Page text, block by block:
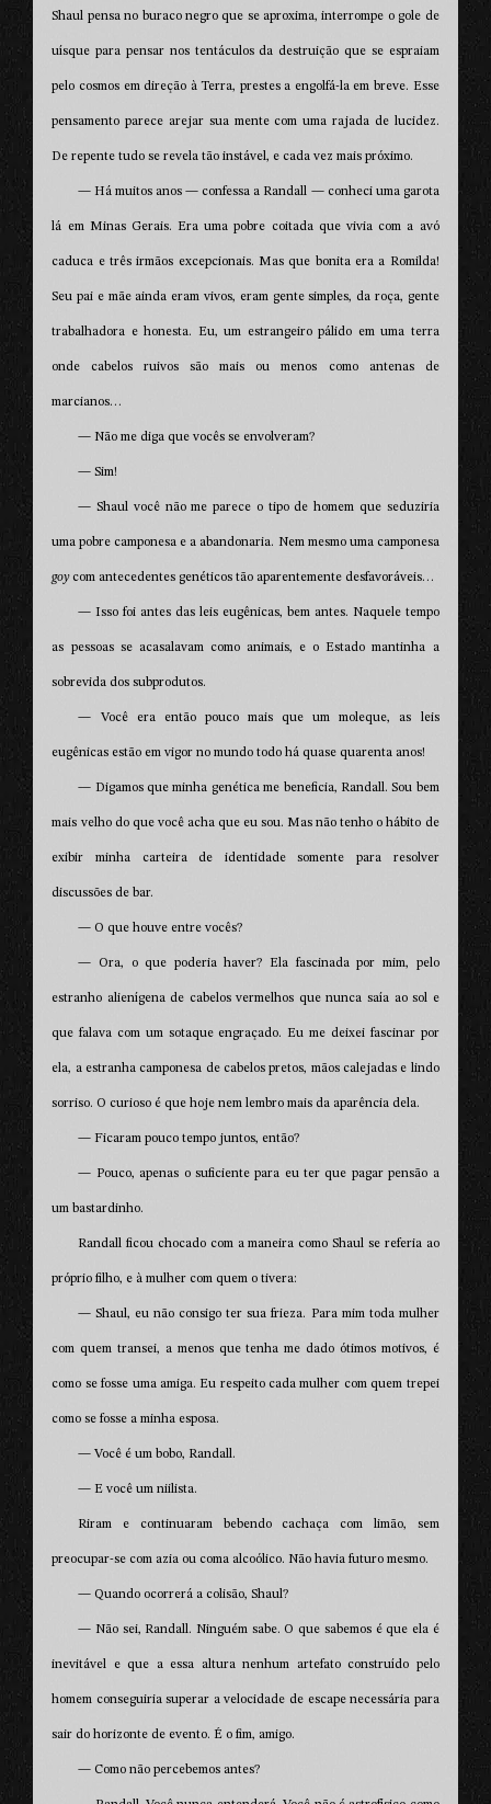
Shaul pensa no buraco negro que se aproxima, interrompe o gole de
uísque para pensar nos tentáculos da destruição que se espraiam
pelo cosmos em direção à Terra, prestes a engolfá-la em breve. Esse
pensamento parece arejar sua mente com uma rajada de lucidez.
De repente tudo se revela tão instável, e cada vez mais próximo.
— Há muitos anos — confessa a Randall — conheci uma garota
lá em Minas Gerais. Era uma pobre coitada que vivia com a avó
caduca e três irmãos excepcionais. Mas que bonita era a Romilda!
Seu pai e mãe ainda eram vivos, eram gente simples, da roça, gente
trabalhadora e honesta. Eu, um estrangeiro pálido em uma terra
onde cabelos ruivos são mais ou menos como antenas de
marcianos…
— Não me diga que vocês se envolveram?
— Sim!
— Shaul você não me parece o tipo de homem que seduziria
uma pobre camponesa e a abandonaria. Nem mesmo uma camponesa
goycom antecedentes genéticos tão aparentemente desfavoráveis…
— Isso foi antes das leis eugênicas, bem antes. Naquele tempo
as pessoas se acasalavam como animais, e o Estado mantinha a
sobrevida dos subprodutos.
— Você era então pouco mais que um moleque, as leis
eugênicas estão em vigor no mundo todo há quase quarenta anos!
— Digamos que minha genética me beneficia, Randall. Sou bem
mais velho do que você acha que eu sou. Mas não tenho o hábito de
exibir minha carteira de identidade somente para resolver
discussões de bar.
— O que houve entre vocês?
— Ora, o que poderia haver? Ela fascinada por mim, pelo
estranho alienígena de cabelos vermelhos que nunca saía ao sol e
que falava com um sotaque engraçado. Eu me deixei fascinar por
ela, a estranha camponesa de cabelos pretos, mãos calejadas e lindo
sorriso. O curioso é que hoje nem lembro mais da aparência dela.
— Ficaram pouco tempo juntos, então?
— Pouco, apenas o suficiente para eu ter que pagar pensão a
um bastardinho.
Randall ficou chocado com a maneira como Shaul se referia ao
próprio filho, e à mulher com quem o tivera:
— Shaul, eu não consigo ter sua frieza. Para mim toda mulher
com quem transei, a menos que tenha me dado ótimos motivos, é
como se fosse uma amiga. Eu respeito cada mulher com quem trepei
como se fosse a minha esposa.
— Você é um bobo, Randall.
— E você um niilista.
Riram e continuaram bebendo cachaça com limão, sem
preocupar-se com azia ou coma alcoólico. Não havia futuro mesmo.
— Quando ocorrerá a colisão, Shaul?
— Não sei, Randall. Ninguém sabe. O que sabemos é que ela é
inevitável e que a essa altura nenhum artefato construído pelo
homem conseguiria superar a velocidade de escape necessária para
sair do horizonte de evento. É o fim, amigo.
— Como não percebemos antes?